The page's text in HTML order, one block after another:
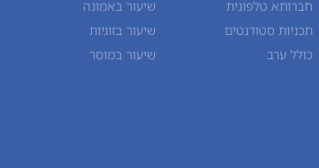
חברותא טלפונית
תכניות סטודנטים
כולל ערב
שיעור באמונה
שיעור בזוגיות
שיעור במוסר